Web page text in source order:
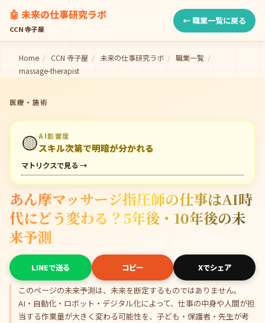
🤖 未来の仕事研究ラボ
CCN 寺子屋
← 職業一覧に戻る
Home / CCN 寺子屋 / 未来の仕事研究ラボ / 職業一覧 /
massage-therapist
医療・施術
🟡AI影響度
スキル次第で明暗が分かれる
マトリクスで見る →
あん摩マッサージ指圧師の仕事はAI時
代にどう変わる？5年後・10年後の未
来予測
LINEで送る コピー Xでシェア
このページの未来予測は、未来を断定するものではありません。
AI・自動化・ロボット・デジタル化によって、仕事の中身や人間が担
当する作業量が大きく変わる可能性を、子ども・保護者・先生が考